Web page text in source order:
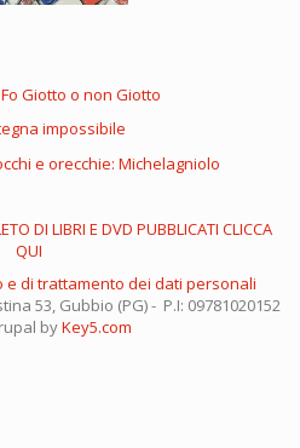
DI LIBRI E DVD PUBBLICATI CLICCA
QUI
e di trattamento dei dati personali
53, Gubbio (PG) - P.I: 09781020152
byKey5.com